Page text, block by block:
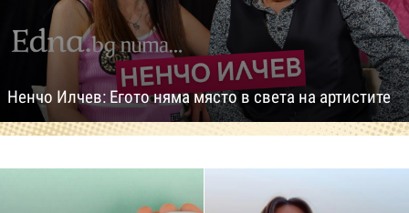
Ненчо Илчев: Егото няма място в света на артистите